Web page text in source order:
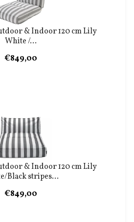
& Indoor 120 cm Lily
White /...
€849,00
& Indoor 120 cm Lily
Black stripes...
€849,00